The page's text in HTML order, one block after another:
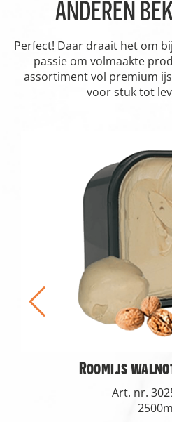
ANDEREN
Perfect! Daar draait het om
passie om volmaakte
assortiment vol premium
voor stuk tot
Roomijs
Art. nr.